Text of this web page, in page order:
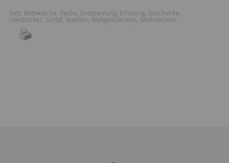
Bett Bettwäsche Decke Entspannung Erholung Geschenke
Handtücher Schlaf Textilien Webpelzdecken Weihnachten